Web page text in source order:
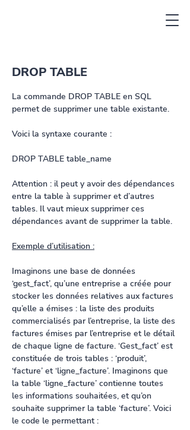
DROP TABLE
La commande DROP TABLE en SQL
permet de supprimer une table existante.
Voici la syntaxe courante :
DROP TABLE table_name
Attention : il peut y avoir des dépendances
entre la table à supprimer et d’autres
tables. Il vaut mieux supprimer ces
dépendances avant de supprimer la table.
Exemple d’utilisation :
Imaginons une base de données
‘gest_fact’, qu’une entreprise a créée pour
stocker les données relatives aux factures
qu’elle a émises : la liste des produits
commercialisés par l’entreprise, la liste des
factures émises par l’entreprise et le détail
de chaque ligne de facture. ‘Gest_fact’ est
constituée de trois tables : ‘produit’,
‘facture’ et ‘ligne_facture’. Imaginons que
la table ‘ligne_facture’ contienne toutes
les informations souhaitées, et qu’on
souhaite supprimer la table ‘facture’. Voici
le code le permettant :